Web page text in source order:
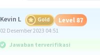
Kevin L Gold Level 87
02 Desember 2023 04:51
Jawaban terverifikasi